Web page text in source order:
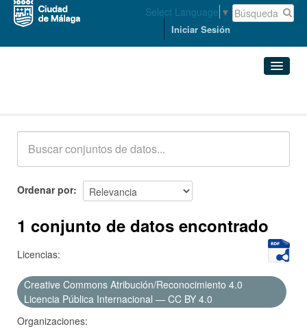
Select Language ▼
Iniciar Sesión
Acerca de
Ordenar por
1 conjunto de datos encontrado
Licencias:
Creative Commons Atribución/Reconocimiento 4.0
Licencia Pública Internacional — CC BY 4.0
Organizaciones: